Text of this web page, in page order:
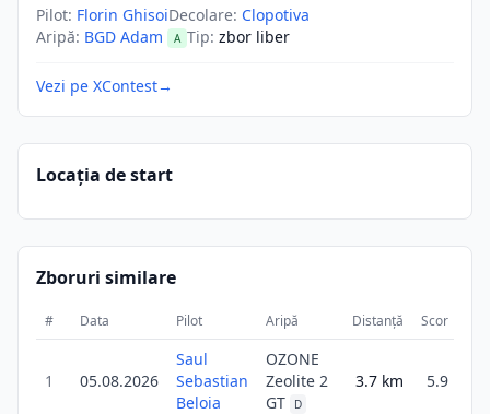
Pilot: Florin GhisoiDecolare: Clopotiva
Aripă: BGD Adam A Tip: zbor liber
Vezi pe XContest→
Locația de start
Zboruri similare
# Data Pilot Aripă Distanță Scor
1 05.08.2026
Saul
Sebastian
Beloia
OZONE
Zeolite 2
GT
D
3.7 km 5.9